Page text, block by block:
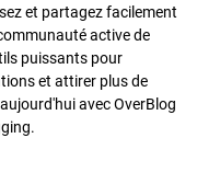
et partagez facilement
active de
puissants pour
et attirer plus de
avec OverBlog